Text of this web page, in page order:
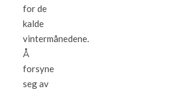
for de
kalde
vintermånedene.
Å
forsyne
seg av